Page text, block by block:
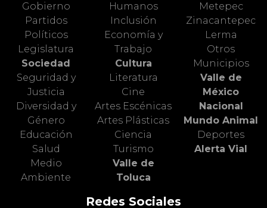
Gobierno
Partidos
Políticos
Legislatura
Sociedad
Seguridad y
Justicia
Diversidad y
Género
Educación
Salud
Medio
Ambiente
Humanos
Inclusión
Economía y
Trabajo
Cultura
Literatura
Cine
Artes Escénicas
Artes Plásticas
Ciencia
Turismo
Valle de
Toluca
Metepec
Zinacantepec
Lerma
Otros
Municipios
Valle de
México
Nacional
Mundo Animal
Deportes
Alerta Vial
Redes Sociales